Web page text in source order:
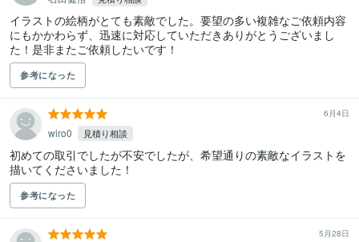
イラストの絵柄がとても素敵でした。要望の多い複雑なご依頼内容
にもかかわらず、迅速に対応していただきありがとうございまし
た！是非またご依頼したいです！
参考になった
6月4日
wiro0 見積り相談
初めての取引でしたが不安でしたが、希望通りの素敵なイラストを
描いてくださいました！
参考になった
5月28日